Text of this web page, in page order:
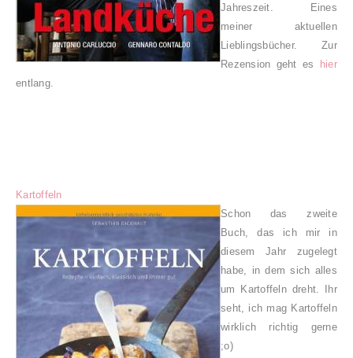
Jahreszeit. Eines
meiner aktuellen
Lieblingsbücher. Zur
Rezension geht es
hier
entlang.
Kartoffeln
Schon das zweite
Buch, das ich mir in
diesem Jahr zugelegt
habe, in dem sich alles
um Kartoffeln dreht. Ihr
seht, ich mag Kartoffeln
wirklich richtig gerne
;o)